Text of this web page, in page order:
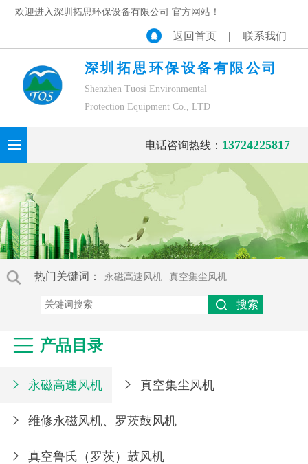
欢迎进入深圳拓思环保设备有限公司 官方网站！
联系我们
|
返回首页
深圳拓思环保设备有限公司
Shenzhen Tuosi Environmental
Protection Equipment Co., LTD
电话咨询热线： 13724225817
热门关键词： 永磁高速风机 真空集尘风机
真空鲁氏（罗茨）鼓风机
台湾鲁氏（罗茨）鼓风机
 产品目录
 永磁高速风机  真空集尘风机
 维修永磁风机、罗茨鼓风机
 真空鲁氏（罗茨）鼓风机